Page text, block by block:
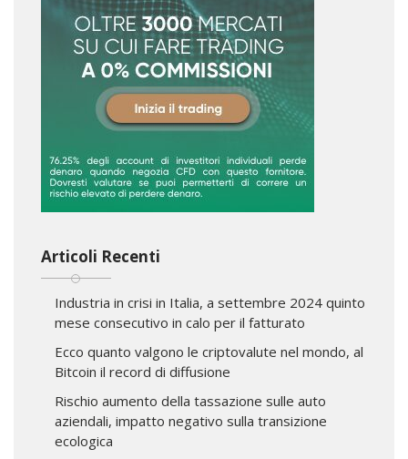
Articoli Recenti
Industria in crisi in Italia, a settembre 2024 quinto
mese consecutivo in calo per il fatturato
Ecco quanto valgono le criptovalute nel mondo, al
Bitcoin il record di diffusione
Rischio aumento della tassazione sulle auto
aziendali, impatto negativo sulla transizione
ecologica